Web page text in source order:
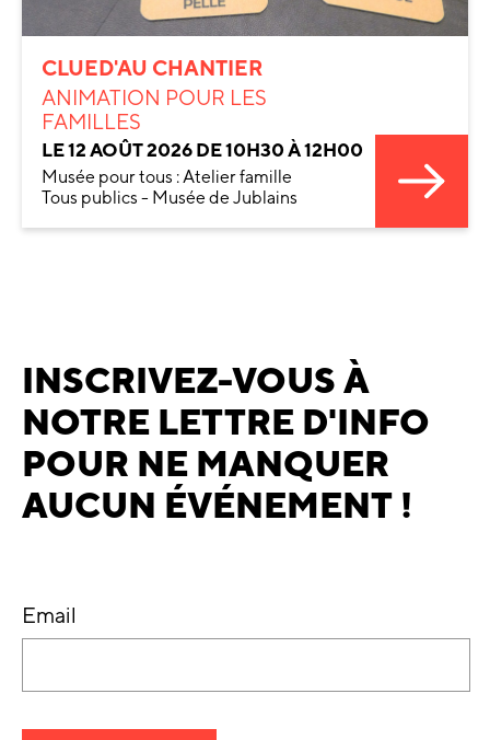
CLUED'AU CHANTIER
ANIMATION POUR LES
FAMILLES
LE 12 AOÛT 2026 DE 10H30 À 12H00
Musée pour tous : Atelier famille
Tous publics - Musée de Jublains
INSCRIVEZ-VOUS À
NOTRE LETTRE D'INFO
POUR NE MANQUER
AUCUN ÉVÉNEMENT !
Email